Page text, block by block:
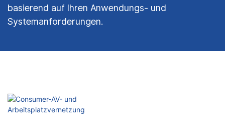
basierend auf Ihren Anwendungs- und
Systemanforderungen.